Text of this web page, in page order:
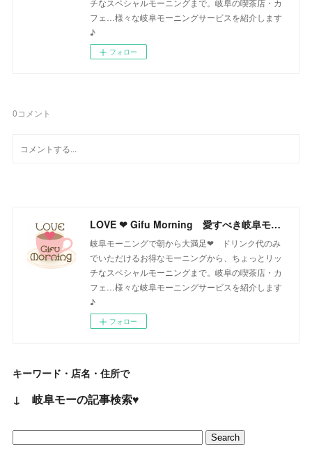
フェ…様々な岐阜モーニングサービスを紹介します
♪
フォロー
0コメント
LOVE ❤ Gifu Morning 愛すべき岐阜モーニング♪
岐阜モーニングで朝から大満足❤ ドリンク代のみ
でいただけるお得なモーニングから、ちょっとリッ
チなスペシャルモーニングまで。岐阜の喫茶店・カ
フェ…様々な岐阜モーニングサービスを紹介します
♪
フォロー
キーワード・店名・住所で
↓ 岐阜モーの記事検索♥